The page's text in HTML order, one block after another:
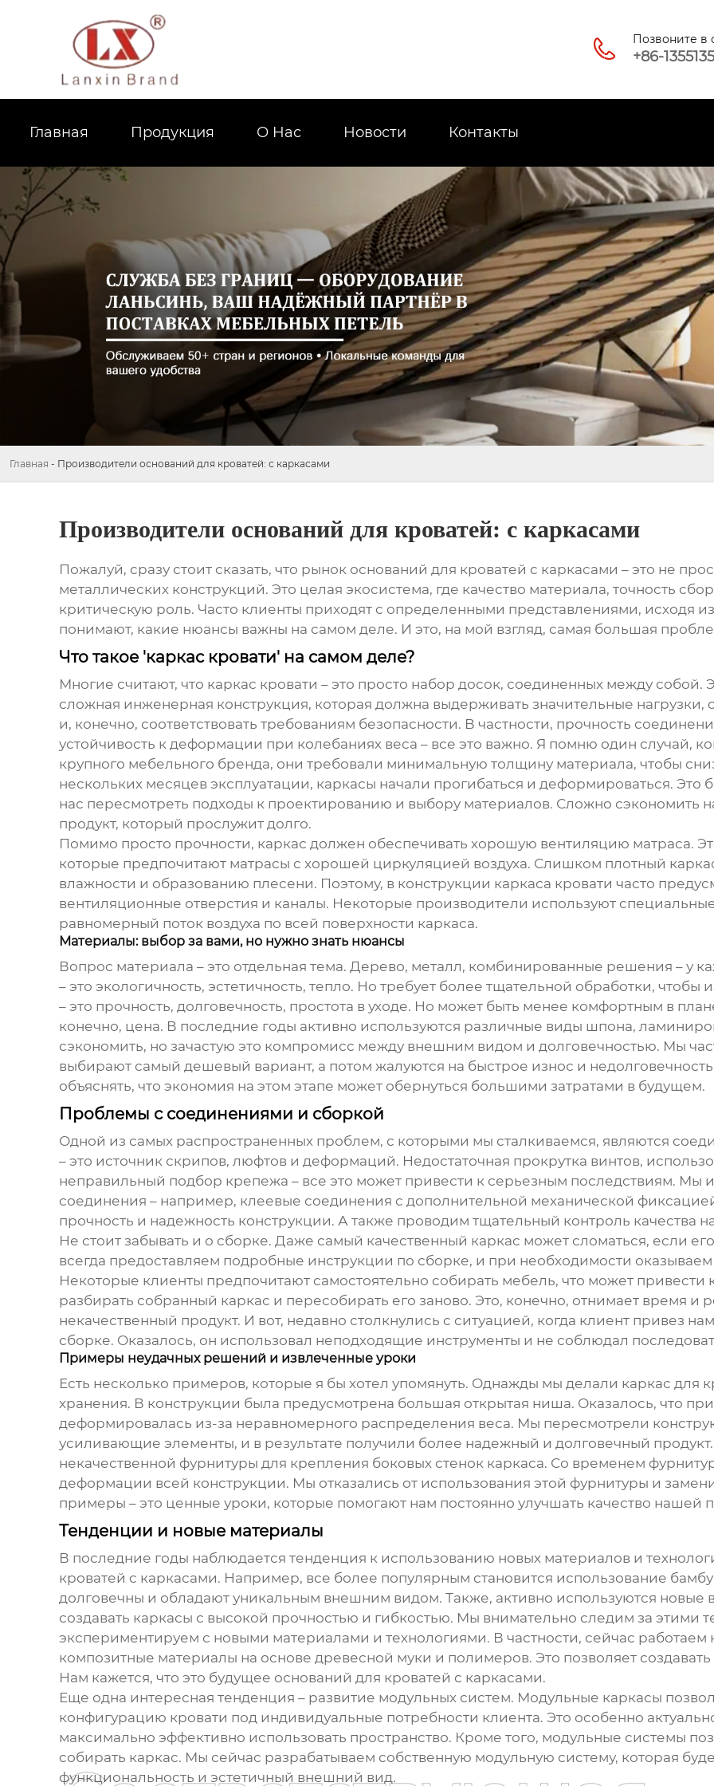
 Позвоните в
+86-
Главная Продукция О Hас Новости Контакты
Главная - Производители оснований для кроватей: с каркасами
Производители оснований для кроватей: с каркасами
Пожалуй, сразу стоит сказать, что рынок оснований для кроватей с каркасами – это не
металлических конструкций. Это целая экосистема, где качество материала, точность
критическую роль. Часто клиенты приходят с определенными представлениями, исходя
понимают, какие нюансы важны на самом деле. И это, на мой взгляд, самая большая
Что такое 'каркас кровати' на самом деле?
Многие считают, что каркас кровати – это просто набор досок, соединенных между
сложная инженерная конструкция, которая должна выдерживать значительные нагрузки,
и, конечно, соответствовать требованиям безопасности. В частности, прочность
устойчивость к деформации при колебаниях веса – все это важно. Я помню один случай,
крупного мебельного бренда, они требовали минимальную толщину материала, чтобы
нескольких месяцев эксплуатации, каркасы начали прогибаться и деформироваться. Это
нас пересмотреть подходы к проектированию и выбору материалов. Сложно сэкономить
продукт, который прослужит долго.
Помимо просто прочности, каркас должен обеспечивать хорошую вентиляцию матраса.
которые предпочитают матрасы с хорошей циркуляцией воздуха. Слишком плотный
влажности и образованию плесени. Поэтому, в конструкции каркаса кровати часто
вентиляционные отверстия и каналы. Некоторые производители используют
равномерный поток воздуха по всей поверхности каркаса.
Материалы: выбор за вами, но нужно знать нюансы
Вопрос материала – это отдельная тема. Дерево, металл, комбинированные решения – у
– это экологичность, эстетичность, тепло. Но требует более тщательной обработки,
– это прочность, долговечность, простота в уходе. Но может быть менее комфортным в
конечно, цена. В последние годы активно используются различные виды шпона,
сэкономить, но зачастую это компромисс между внешним видом и долговечностью. Мы
выбирают самый дешевый вариант, а потом жалуются на быстрое износ и
объяснять, что экономия на этом этапе может обернуться большими затратами в будущем.
Проблемы с соединениями и сборкой
Одной из самых распространенных проблем, с которыми мы сталкиваемся, являются
– это источник скрипов, люфтов и деформаций. Недостаточная прокрутка винтов,
неправильный подбор крепежа – все это может привести к серьезным последствиям. Мы
соединения – например, клеевые соединения с дополнительной механической
прочность и надежность конструкции. А также проводим тщательный контроль качества
Не стоит забывать и о сборке. Даже самый качественный каркас может сломаться, если
всегда предоставляем подробные инструкции по сборке, и при необходимости
Некоторые клиенты предпочитают самостоятельно собирать мебель, что может
разбирать собранный каркас и пересобирать его заново. Это, конечно, отнимает время и
некачественный продукт. И вот, недавно столкнулись с ситуацией, когда клиент привез
сборке. Оказалось, он использовал неподходящие инструменты и не соблюдал
Примеры неудачных решений и извлеченные уроки
Есть несколько примеров, которые я бы хотел упомянуть. Однажды мы делали каркас для
хранения. В конструкции была предусмотрена большая открытая ниша. Оказалось, что
деформировалась из-за неравномерного распределения веса. Мы пересмотрели
усиливающие элементы, и в результате получили более надежный и долговечный
некачественной фурнитуры для крепления боковых стенок каркаса. Со временем
деформации всей конструкции. Мы отказались от использования этой фурнитуры и
примеры – это ценные уроки, которые помогают нам постоянно улучшать качество нашей
Тенденции и новые материалы
В последние годы наблюдается тенденция к использованию новых материалов и
кроватей с каркасами. Например, все более популярным становится использование
долговечны и обладают уникальным внешним видом. Также, активно используются
создавать каркасы с высокой прочностью и гибкостью. Мы внимательно следим за этими
экспериментируем с новыми материалами и технологиями. В частности, сейчас работаем
композитные материалы на основе древесной муки и полимеров. Это позволяет
Нам кажется, что это будущее оснований для кроватей с каркасами.
Еще одна интересная тенденция – развитие модульных систем. Модульные каркасы
конфигурацию кровати под индивидуальные потребности клиента. Это особенно
максимально эффективно использовать пространство. Кроме того, модульные системы
собирать каркас. Мы сейчас разрабатываем собственную модульную систему, которая
функциональность и эстетичный внешний вид.